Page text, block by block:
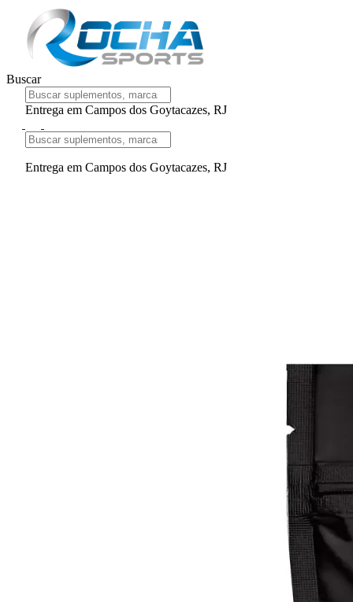
Buscar
Entrega em Campos dos Goytacazes, RJ
Entrega em Campos dos Goytacazes, RJ